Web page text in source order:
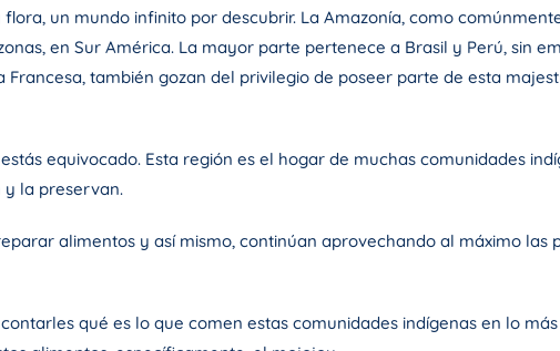
un mundo infinito por descubrir. La Amazonía, como
en Sur América. La mayor parte pertenece a Brasil y Perú, sin
también gozan del privilegio de poseer parte de esta
equivocado. Esta región es el hogar de muchas comunidades
y la preservan.
alimentos y así mismo, continúan aprovechando al máximo las
qué es lo que comen estas comunidades indígenas en lo